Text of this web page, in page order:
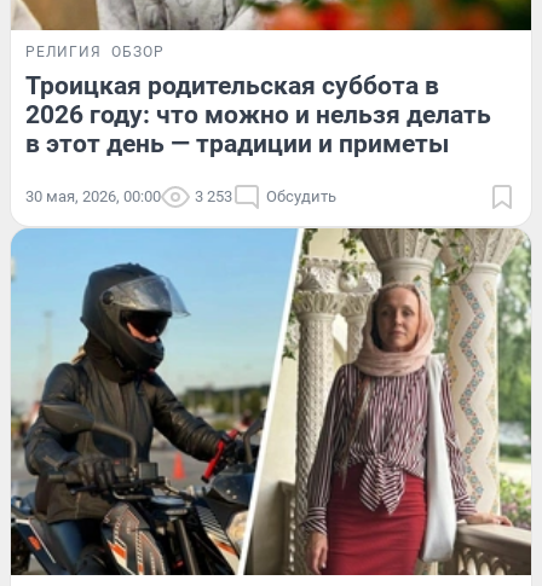
РЕЛИГИЯ ОБЗОР
Троицкая родительская суббота в
2026 году: что можно и нельзя делать
в этот день — традиции и приметы
30 мая, 2026, 00:00 3 253 Обсудить